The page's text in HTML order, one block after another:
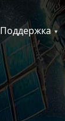
Поддержка